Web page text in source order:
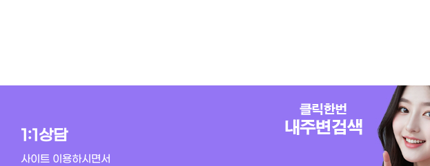
1:1상담
사이트 이용하시면서